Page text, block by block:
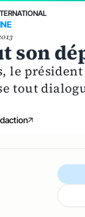
son
le
tout